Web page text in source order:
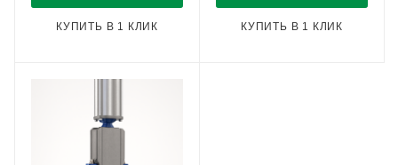
КУПИТЬ В 1 КЛИК КУПИТЬ В 1 КЛИК